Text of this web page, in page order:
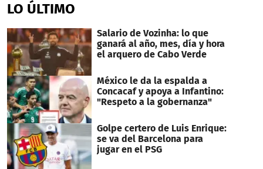
LO ÚLTIMO
Salario de Vozinha: lo que
ganará al año, mes, día y hora
el arquero de Cabo Verde
México le da la espalda a
Concacaf y apoya a Infantino:
"Respeto a la gobernanza"
Golpe certero de Luis Enrique:
se va del Barcelona para
jugar en el PSG